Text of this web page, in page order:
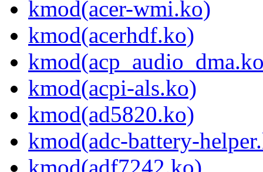
kmod(acer-wmi.ko)
kmod(acerhdf.ko)
kmod(acpi-als.ko)
kmod(ad5820.ko)
kmod(adc-battery-